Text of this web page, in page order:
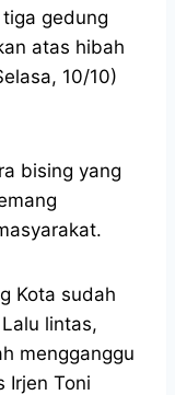
gedung
atas hibah
10/10)
bising yang
Kota sudah
lintas,
mengganggu
Irjen Toni